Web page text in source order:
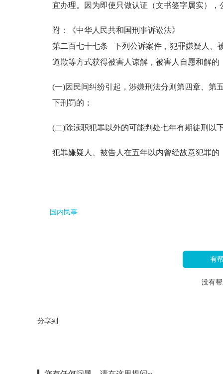
宜办理。因为即使只做认证（文书签字属实）
附：《中华人民共和国刑事诉讼法》
第二百七十七条 下列公诉案件，犯罪嫌疑人、
道歉等方式获得被害人谅解，被害人自愿和解的
(一)因民间纠纷引起，涉嫌刑法分则第四章、第
下刑罚的；
(二)除渎职犯罪以外的可能判处七年有期徒刑以
犯罪嫌疑人、被告人在五年以内曾经故意犯罪
国内民事
有
没有
分享到: